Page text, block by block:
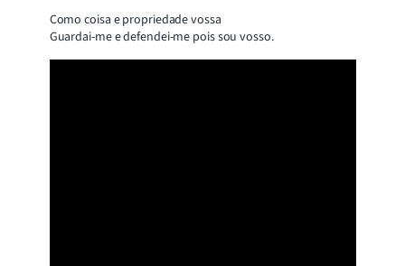
Como coisa e propriedade vossa
Guardai-me e defendei-me pois sou vosso.